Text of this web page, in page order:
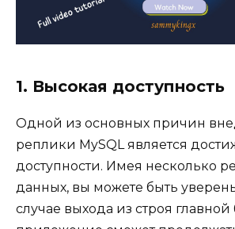
1. Высокая доступность
Одной из основных причин
реплики MySQL является
доступности. Имея несколько
данных, вы можете быть
случае выхода из строя